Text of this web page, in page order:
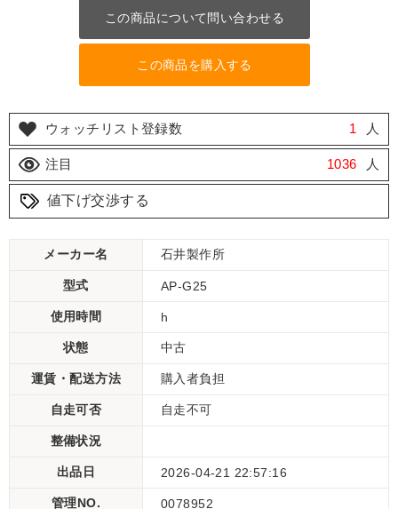
この商品について問い合わせる
この商品を購入する
ウォッチリスト登録数 1 人
注目 1036 人
値下げ交渉する
メーカー名 石井製作所
型式 AP-G25
使用時間 h
状態 中古
運賃・配送方法 購入者負担
自走可否 自走不可
整備状況
出品日 2026-04-21 22:57:16
管理NO. 0078952